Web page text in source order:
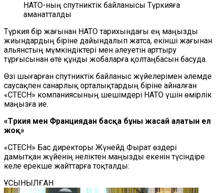
НАТО-ның спутниктік байланысы Түркияға
аманатталды
Түркия бір жағынан НАТО тарихындағы ең маңызды
жиындардың біріне дайындалып жатса, екінші жағынан
альянстың мүмкіндіктері мен әлеуетін арттыру
тұрғысынан өте құнды жобаларға қолтаңбасын басуда.
Өзі шығарған спутниктік байланыс жүйелерімен әлемде
саусақпен санарлық орталықтардың біріне айналған
«CTECH» компаниясының шешімдері НАТО үшін өмірлік
маңызға ие.
«Түркия мен Франциядан басқа бұны жасай алатын ел
жоқ»
«CTECH» Бас директоры Жүнейд Фырат өздері
дамытқан жүйенің неліктен маңызды екенін түсіндіре
келе ерекше жайттарға тоқталды:
ҰСЫНЫЛҒАН